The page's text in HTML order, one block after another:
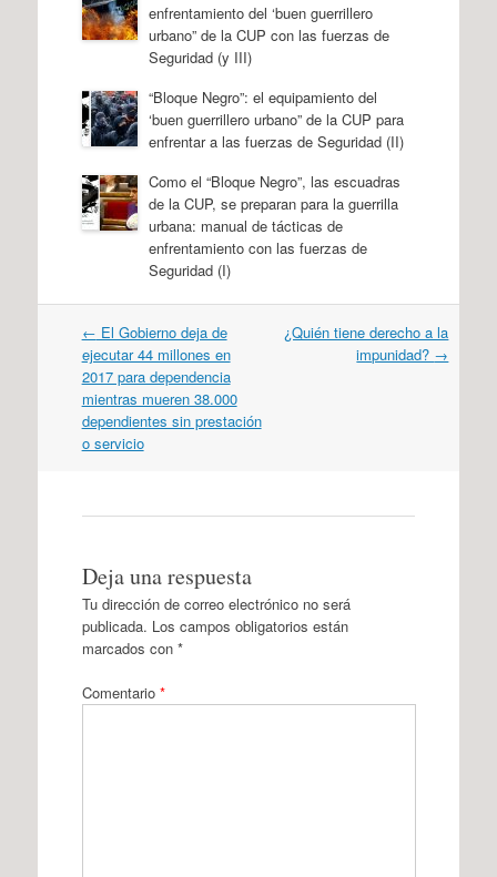
enfrentamiento del ‘buen guerrillero
urbano” de la CUP con las fuerzas de
Seguridad (y III)
“Bloque Negro”: el equipamiento del
‘buen guerrillero urbano” de la CUP para
enfrentar a las fuerzas de Seguridad (II)
Como el “Bloque Negro”, las escuadras
de la CUP, se preparan para la guerrilla
urbana: manual de tácticas de
enfrentamiento con las fuerzas de
Seguridad (I)
Navegación
por
artículos
← El Gobierno deja de
ejecutar 44 millones en
2017 para dependencia
mientras mueren 38.000
dependientes sin prestación
o servicio
¿Quién tiene derecho a la
impunidad? →
Deja una respuesta
Tu dirección de correo electrónico no será
publicada. Los campos obligatorios están
marcados con *
Comentario *